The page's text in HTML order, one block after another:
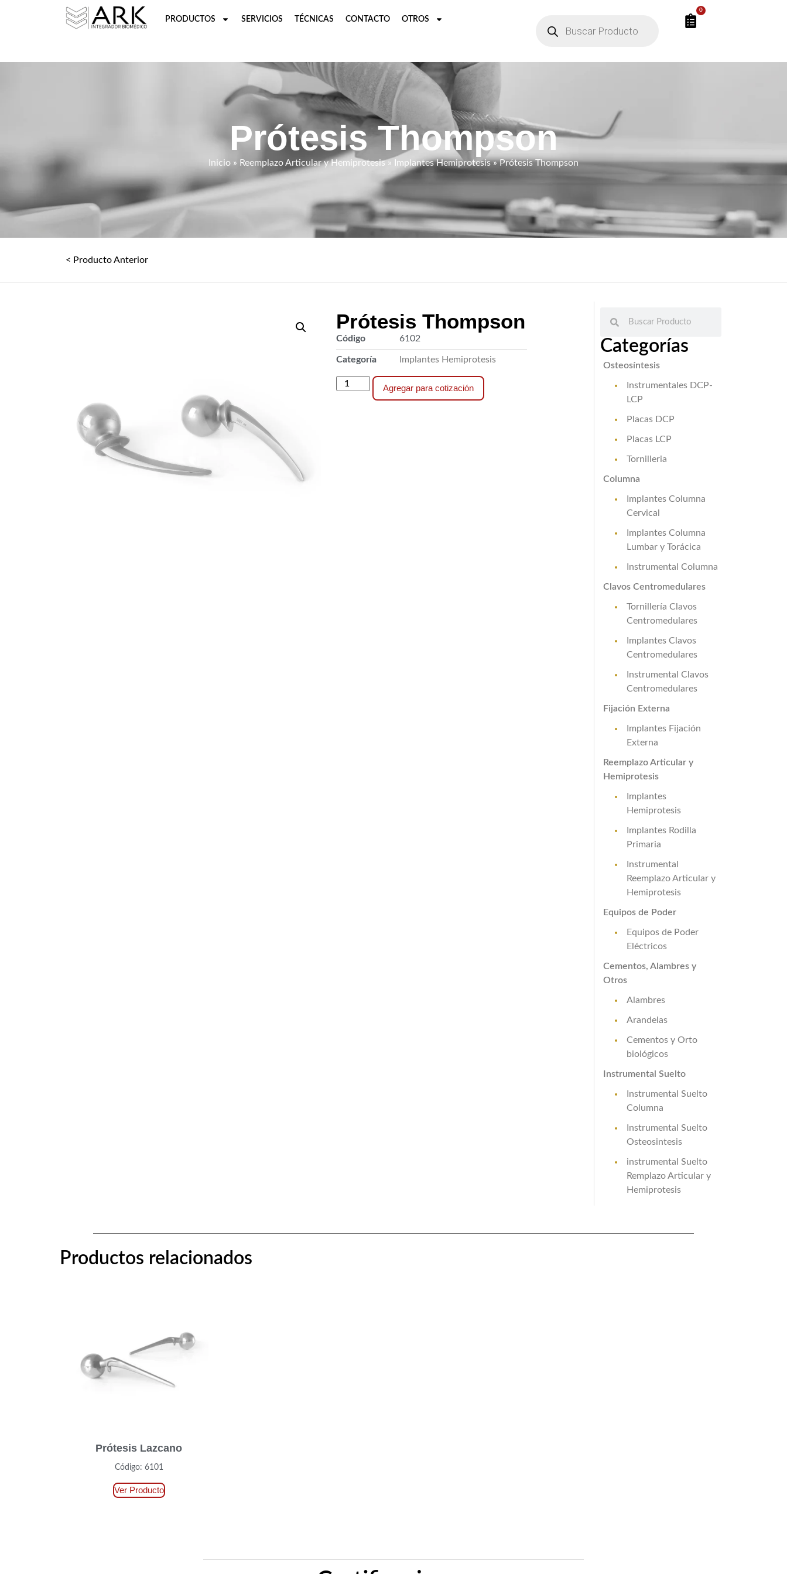
PRODUCTOS SERVICIOS TÉCNICAS CONTACTO OTROS
0
Prótesis Thompson
Inicio » Reemplazo Articular y Hemiprotesis» Implantes Hemiprotesis» Prótesis Thompson
< Producto Anterior
Prótesis Thompson
Código 6102
Categoría Implantes Hemiprotesis
Agregar para cotización
Categorías
Osteosíntesis
Instrumentales DCP-
LCP
Placas DCP
Placas LCP
Tornilleria
Columna
Implantes Columna
Cervical
Implantes Columna
Lumbar y Torácica
Instrumental Columna
Clavos Centromedulares
Tornillería Clavos
Centromedulares
Implantes Clavos
Centromedulares
Instrumental Clavos
Centromedulares
Fijación Externa
Implantes Fijación
Externa
Reemplazo Articular y
Hemiprotesis
Implantes
Hemiprotesis
Implantes Rodilla
Primaria
Instrumental
Reemplazo Articular y
Hemiprotesis
Equipos de Poder
Equipos de Poder
Eléctricos
Cementos, Alambres y
Otros
Alambres
Arandelas
Cementos y Orto
biológicos
Instrumental Suelto
Instrumental Suelto
Columna
Instrumental Suelto
Osteosintesis
instrumental Suelto
Remplazo Articular y
Hemiprotesis
Productos relacionados
Prótesis Lazcano
Código: 6101
Ver Producto